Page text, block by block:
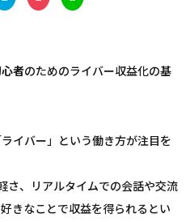
者のためのライバー収益化の基
イバー」という働き方が注目を
さ、リアルタイムでの会話や交流
きなことで収益を得られるとい